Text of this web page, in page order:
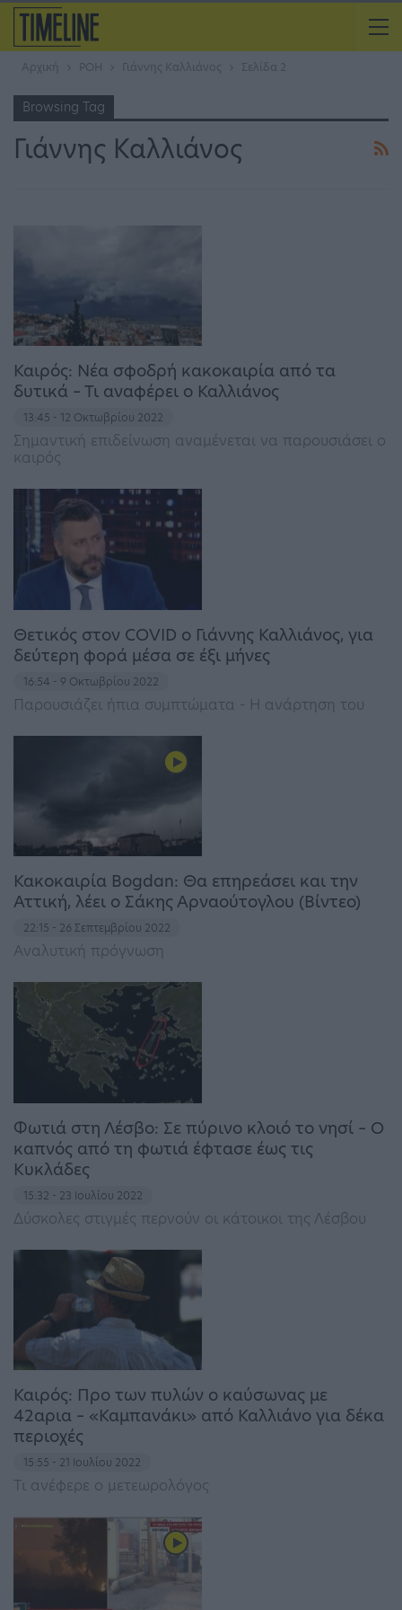
Αρχική ΡΟΗ Γιάννης Καλλιάνος Σελίδα 2
Browsing Tag
Γιάννης Καλλιάνος
Καιρός: Νέα σφοδρή κακοκαιρία από τα
δυτικά – Τι αναφέρει ο Καλλιάνος
13:45 - 12 Οκτωβρίου 2022
Σημαντική επιδείνωση αναμένεται να παρουσιάσει ο
καιρός
Θετικός στον COVID ο Γιάννης Καλλιάνος, για
δεύτερη φορά μέσα σε έξι μήνες
16:54 - 9 Οκτωβρίου 2022
Παρουσιάζει ήπια συμπτώματα - Η ανάρτηση του
Κακοκαιρία Bogdan: Θα επηρεάσει και την
Αττική, λέει ο Σάκης Αρναούτογλου (Βίντεο)
22:15 - 26 Σεπτεμβρίου 2022
Αναλυτική πρόγνωση
Φωτιά στη Λέσβο: Σε πύρινο κλοιό το νησί – Ο
καπνός από τη φωτιά έφτασε έως τις
Κυκλάδες
15:32 - 23 Ιουλίου 2022
Δύσκολες στιγμές περνούν οι κάτοικοι της Λέσβου
Καιρός: Προ των πυλών ο καύσωνας με
42αρια – «Καμπανάκι» από Καλλιάνο για δέκα
περιοχές
15:55 - 21 Ιουλίου 2022
Τι ανέφερε ο μετεωρολόγος